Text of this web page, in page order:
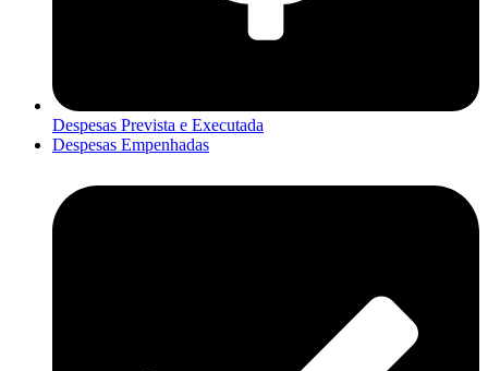
Despesas Prevista e Executada
Despesas Empenhadas